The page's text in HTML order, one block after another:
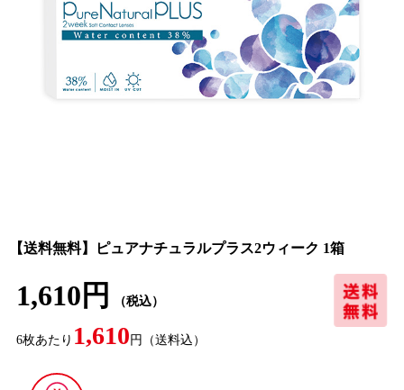
【送料無料】ピュアナチュラルプラス2ウィーク 1箱
1,610円 （税込）
6枚あたり 1,610 円 （送料込）